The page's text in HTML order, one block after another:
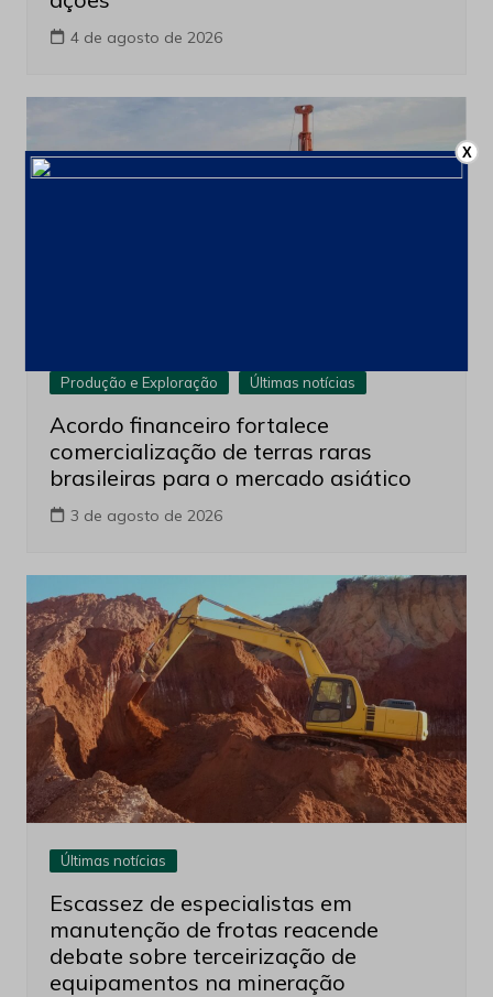
4 de agosto de 2026
Produção e Exploração Últimas notícias
Acordo financeiro fortalece
comercialização de terras raras
brasileiras para o mercado asiático
3 de agosto de 2026
Últimas notícias
Escassez de especialistas em
manutenção de frotas reacende
debate sobre terceirização de
equipamentos na mineração
X